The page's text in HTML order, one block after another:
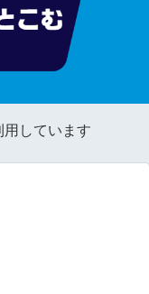
しています